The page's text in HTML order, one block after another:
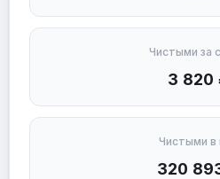
Чистыми за
3 820
Чистыми в
320